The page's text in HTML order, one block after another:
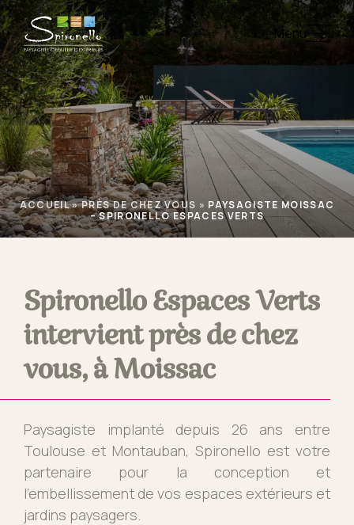
Menu
ACCUEIL»PRÈS DE CHEZ VOUS » PAYSAGISTE MOISSAC
– SPIRONELLO ESPACES VERTS
Spironello Espaces Verts
intervient près de chez
vous, à Moissac
Paysagiste implanté depuis 26 ans entre
Toulouse et Montauban, Spironello est votre
partenaire pour la conception et
l’embellissement de vos espaces extérieurs et
jardins paysagers.